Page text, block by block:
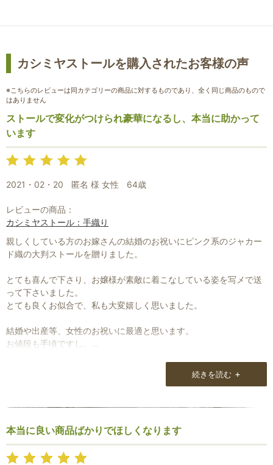
カシミヤストールを購入されたお客様の声
※こちらのレビューは同カテゴリーの商品に対するものであり、全く同じ商品のもので
はありません
ストールで変化がつけられ豪華になるし、本当に助かって
います
2021・02・20 匿名 様 女性 64歳
レビューの商品：
カシミヤストール：手織り
親しくしている方のお嫁さんの結婚のお祝いにピンク系のジャカー
ド織の大判ストールを贈りました。
とても喜んで下さり、お嬢様が素敵に着こなしている姿を写メで送
って下さいました。
とても良くお似合で、私も大変嬉しく思いました。
結婚や出産等、女性のお祝いに最適と思います。
お値段も手頃ですし。
シルク・ピンク系のジャカード織りと単色紫のカシミヤの大判スト
んなに便利なものだったかしら？」と思っています。
薄手ですが大判なので寒い日は折り重ねてダウンコートの下に着て
続きを読む +
本当に良い商品ばかりでほしくなります